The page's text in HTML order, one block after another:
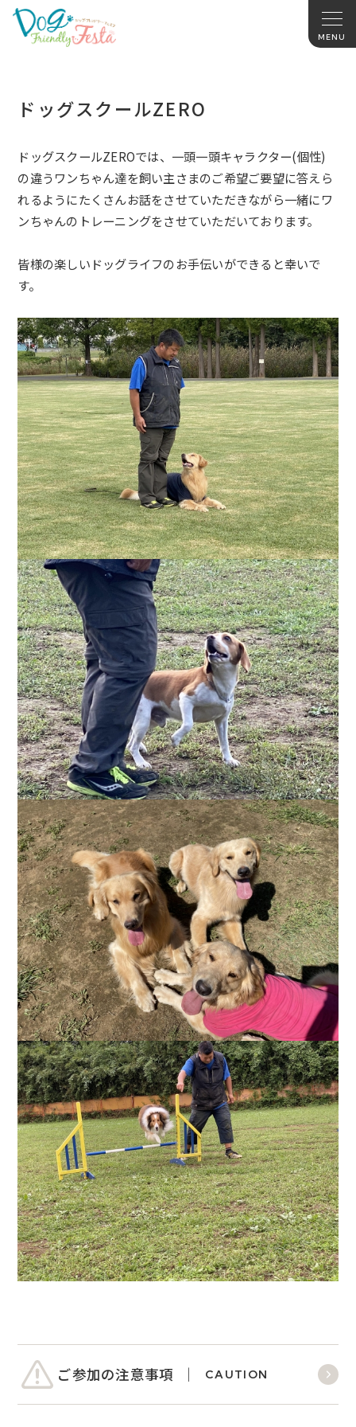
ドッグスクールZERO
ドッグスクールZEROでは、一頭一頭キャラクター(個性)
の違うワンちゃん達を飼い主さまのご希望ご要望に答えら
れるようにたくさんお話をさせていただきながら一緒にワ
ンちゃんのトレーニングをさせていただいております。
皆様の楽しいドッグライフのお手伝いができると幸いで
す。
ご参加の注意事項 CAUTION